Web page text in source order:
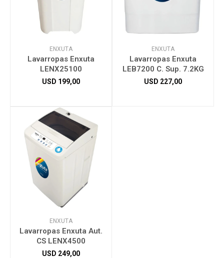
ENXUTA
Lavarropas Enxuta
LENX25100
USD 199,00
ENXUTA
Lavarropas Enxuta
LEB7200 C. Sup. 7.2KG
USD 227,00
ENXUTA
Lavarropas Enxuta Aut.
CS LENX4500
USD 249,00
Climatización
Herramientas
Bebés
Otros
Locales